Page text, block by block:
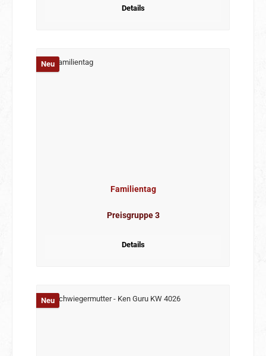
Details
Neu
Familientag
Preisgruppe 3
Details
Neu